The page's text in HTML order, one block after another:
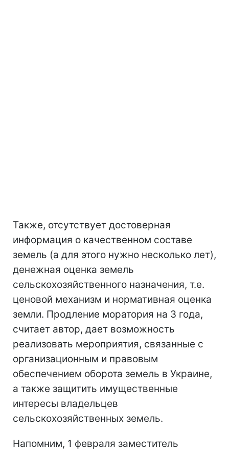
Также, отсутствует достоверная
информация о качественном составе
земель (а для этого нужно несколько лет),
денежная оценка земель
сельскохозяйственного назначения, т.е.
ценовой механизм и нормативная оценка
земли. Продление моратория на 3 года,
считает автор, дает возможность
реализовать мероприятия, связанные с
организационным и правовым
обеспечением оборота земель в Украине,
а также защитить имущественные
интересы владельцев
сельскохозяйственных земель.
Напомним, 1 февраля заместитель